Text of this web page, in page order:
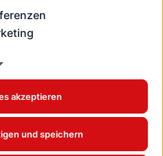
akzeptieren
und speichern